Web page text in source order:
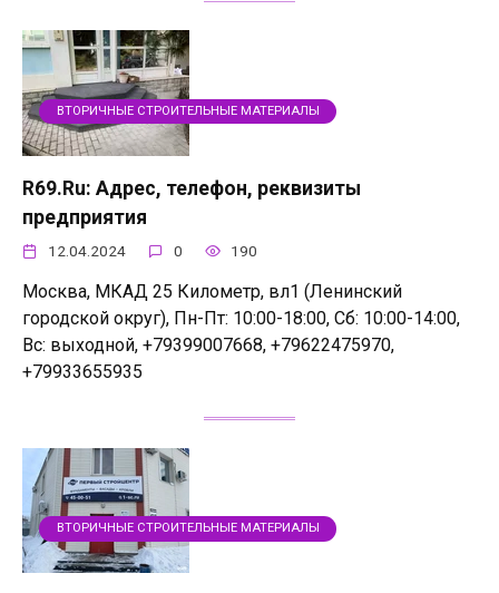
ВТОРИЧНЫЕ СТРОИТЕЛЬНЫЕ МАТЕРИАЛЫ
R69.Ru: Адрес, телефон, реквизиты
предприятия
12.04.2024 0 190
Москва, МКАД 25 Километр, вл1 (Ленинский
городской округ), Пн-Пт: 10:00-18:00, Сб: 10:00-14:00,
Вс: выходной, +79399007668, +79622475970,
+79933655935
ВТОРИЧНЫЕ СТРОИТЕЛЬНЫЕ МАТЕРИАЛЫ